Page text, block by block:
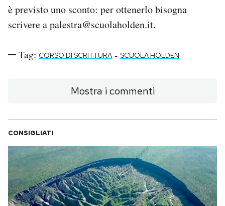
è previsto uno sconto: per ottenerlo bisogna
scrivere a palestra@scuolaholden.it.
Tag: CORSO DI SCRITTURA - SCUOLA HOLDEN
Mostra i commenti
CONSIGLIATI